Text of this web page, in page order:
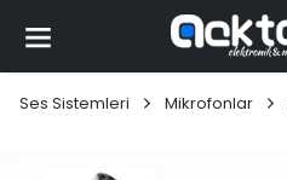
Ses Sistemleri Mikrofonlar